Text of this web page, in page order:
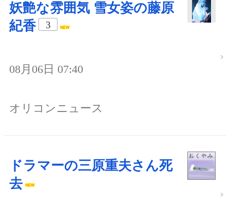
妖艶な雰囲気 雪女姿の藤原
紀香
3
08月06日 07:40
オリコンニュース
ドラマーの三原重夫さん死
去